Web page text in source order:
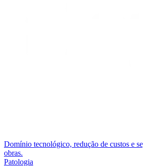
Domínio tecnológico, redução de custos e
obras.
Patologia